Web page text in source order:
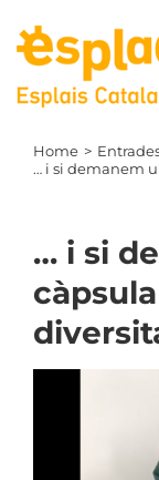
content
Home
… i si demanem
… i si